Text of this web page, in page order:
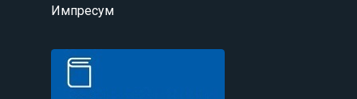
Импресум